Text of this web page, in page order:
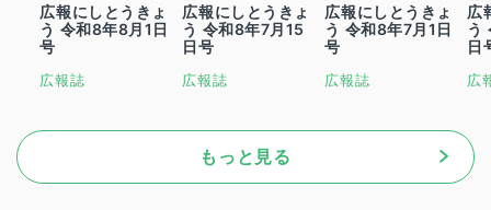
広報にしとうきょ
う 令和8年8月1日
号
広報誌
広報にしとうきょ
う 令和8年7月15
日号
広報誌
広報にしとうきょ
う 令和8年7月1日
号
広報誌
広
う
日
広
もっと見る